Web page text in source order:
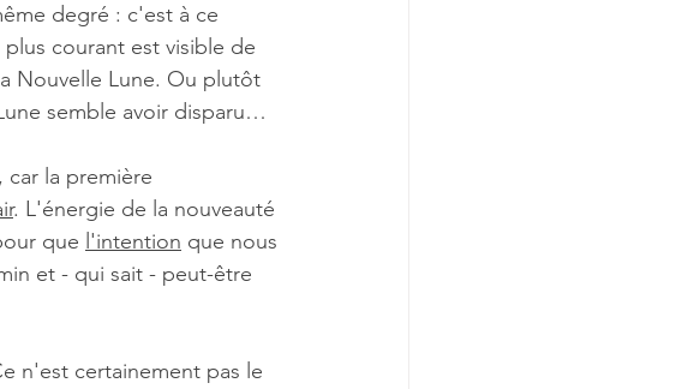
degré : c'est à ce
courant est visible de
Nouvelle Lune. Ou plutôt
semble avoir disparu…
la première
. L'énergie de la nouveauté
que l'intention que nous
et - qui sait - peut-être
n'est certainement pas le